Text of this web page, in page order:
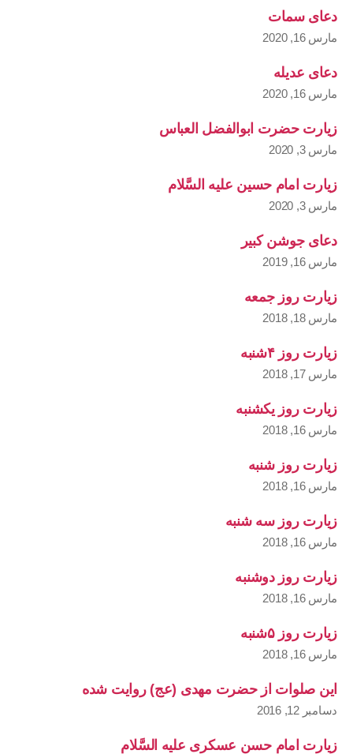
دعای سمات
مارس 16, 2020
دعای عدیله
مارس 16, 2020
زیارت حضرت ابوالفضل العباس
مارس 3, 2020
زیارت امام حسین علیه السَّلام
مارس 3, 2020
دعای جوشن کبیر
مارس 16, 2019
زیارت روز جمعه
مارس 18, 2018
زیارت روز ۴شنبه
مارس 17, 2018
زیارت روز یکشنبه
مارس 16, 2018
زیارت روز شنبه
مارس 16, 2018
زیارت روز سه شنبه
مارس 16, 2018
زیارت روز دوشنبه
مارس 16, 2018
زیارت روز ۵شنبه
مارس 16, 2018
این صلوات از حضرت مهدی (عج) روایت شده
دسامبر 12, 2016
زیارت امام حسن عسکری علیه السَّلام